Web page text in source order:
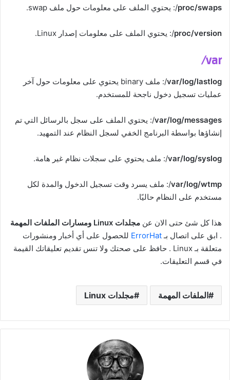
proc/swaps/: يحتوي الملف على معلومات حول ملف swap.
proc/version/: يحتوي الملف على معلومات إصدار Linux.
var/
var/log/lastlog
/: ملف binary يحتوي على معلومات حول آخر
عمليات تسجيل دخول ناجحة للمستخدم.
var/log/messages/: يحتوي الملف على سجل بالرسائل التي تم
إنشاؤها بواسطة البرنامج الخفي لسجل النظام عند التمهيد.
var/log/syslog/: ملف يحتوي على سجلات نظام غير هامة.
var/log/wtmp/: ملف يسرد وقت تسجيل الدخول والمدة لكل
مستخدم على النظام حاليًا.
هذا كل شئ حتى الان عن مجلدات Linux ومسارات الملفات المهمة
. ابق على اتصال بـErrorHat للحصول على أي أخبار ومنشورات
متعلقة بـ Linux . حافظ على صحتك ولا تنس تقديم تعليقاتك القيمة
في قسم التعليقات.
الملفات المهمة مجلدات Linux